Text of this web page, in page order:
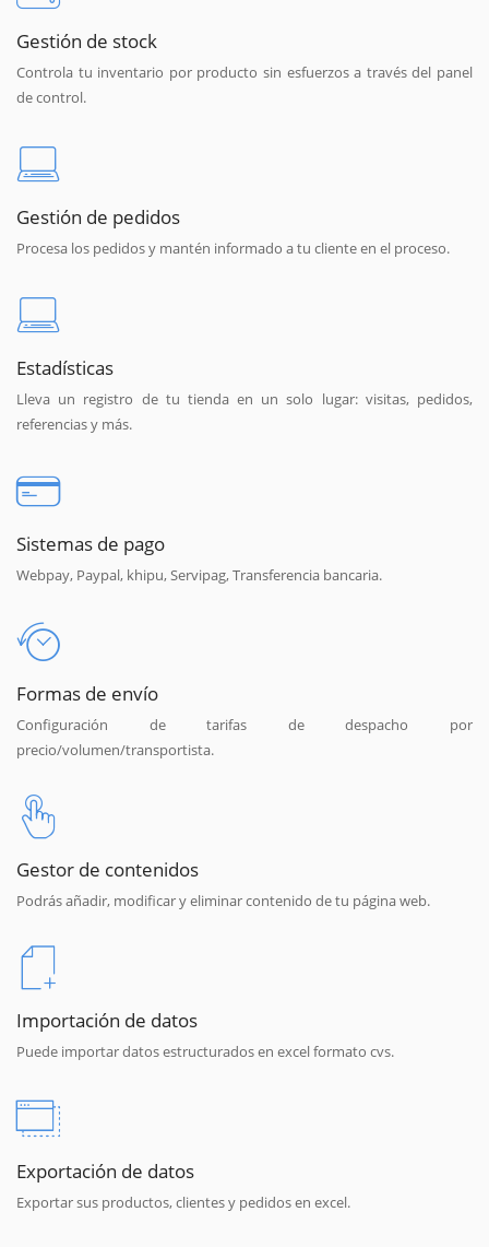
Gestión de stock
Controla tu inventario por producto sin esfuerzos a través del panel
de control.
Gestión de pedidos
Procesa los pedidos y mantén informado a tu cliente en el proceso.
Estadísticas
Lleva un registro de tu tienda en un solo lugar: visitas, pedidos,
referencias y más.
Sistemas de pago
Webpay, Paypal, khipu, Servipag, Transferencia bancaria.
Formas de envío
Configuración de tarifas de despacho por
precio/volumen/transportista.
Gestor de contenidos
Podrás añadir, modificar y eliminar contenido de tu página web.
Importación de datos
Puede importar datos estructurados en excel formato cvs.
Exportación de datos
Exportar sus productos, clientes y pedidos en excel.